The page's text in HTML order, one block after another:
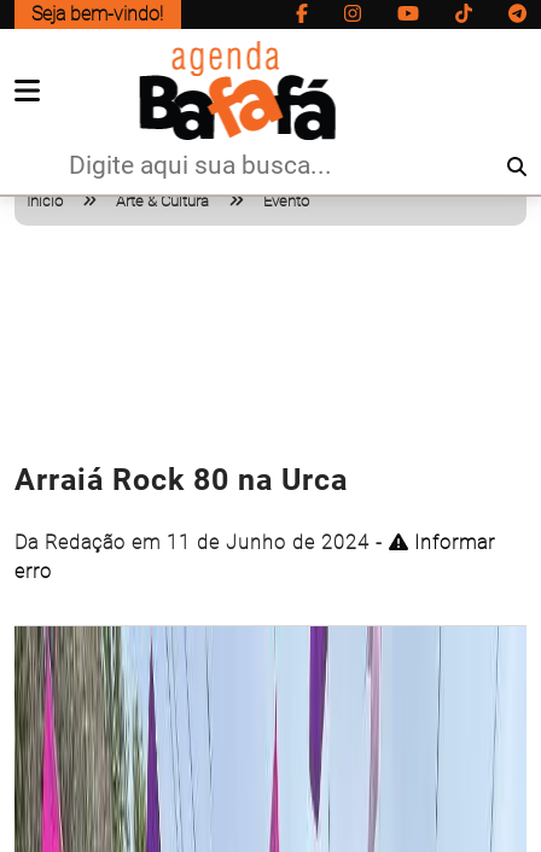
Seja bem-vindo!
Início Arte & Cultura Evento
Arraiá Rock 80 na Urca
Da Redação em 11 de Junho de 2024 -
Informar
erro